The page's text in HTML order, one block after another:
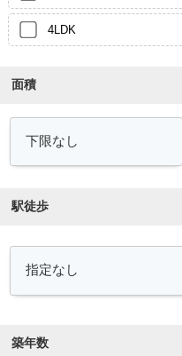
4LDK
面積
駅徒歩
築年数